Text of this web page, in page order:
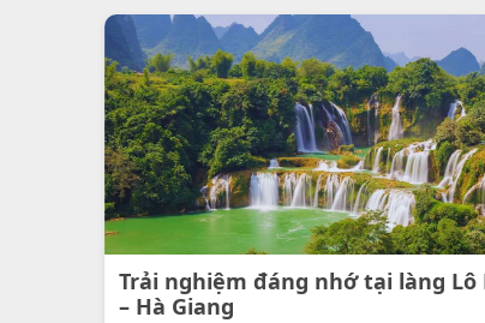
Trải nghiệm đáng nhớ tại làng Lô
– Hà Giang